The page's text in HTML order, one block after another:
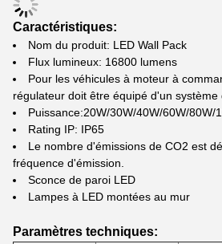
Caractéristiques:
Nom du produit: LED Wall Pack
Flux lumineux: 16800 lumens
Pour les véhicules à moteur à
régulateur doit être équipé d'un système
Puissance:20W/30W/40W/60W/80W/
Rating IP: IP65
Le nombre d'émissions de CO2 est
fréquence d'émission.
Sconce de paroi LED
Lampes à LED montées au mur
Paramètres techniques: